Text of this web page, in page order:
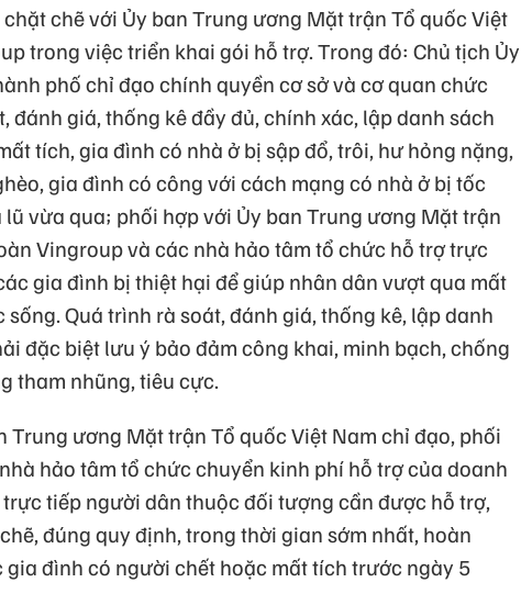
chẽ với Ủy ban Trung ương Mặt trận Tổ quốc Việt
trong việc triển khai gói hỗ trợ. Trong đó: Chủ tịch Ủy
phố chỉ đạo chính quyền cơ sở và cơ quan chức
đánh giá, thống kê đầy đủ, chính xác, lập danh sách
tích, gia đình có nhà ở bị sập đổ, trôi, hư hỏng nặng,
gia đình có công với cách mạng có nhà ở bị tốc
vừa qua; phối hợp với Ủy ban Trung ương Mặt trận
Vingroup và các nhà hảo tâm tổ chức hỗ trợ trực
gia đình bị thiệt hại để giúp nhân dân vượt qua mất
Quá trình rà soát, đánh giá, thống kê, lập danh
đặc biệt lưu ý bảo đảm công khai, minh bạch, chống
tham nhũng, tiêu cực.
Trung ương Mặt trận Tổ quốc Việt Nam chỉ đạo, phối
hảo tâm tổ chức chuyển kinh phí hỗ trợ của doanh
tiếp người dân thuộc đối tượng cần được hỗ trợ,
đúng quy định, trong thời gian sớm nhất, hoàn
đình có người chết hoặc mất tích trước ngày 5